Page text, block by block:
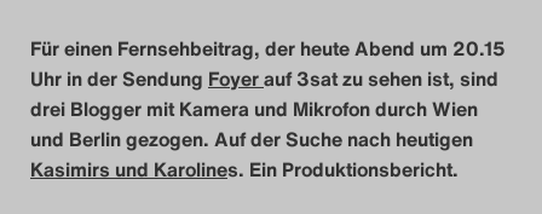
Naviagtion
Das Theatertreffen-Blog
2012
Das Theatertreffen-Blog
2013
Für einen Fernsehbeitrag, der heute Abend um 20.15
Uhr in der Sendung Foyerauf 3sat zu sehen ist, sind
drei Blogger mit Kamera und Mikrofon durch Wien
und Berlin gezogen. Auf der Suche nach heutigen
Kasimirs und Karolines. Ein Produktionsbericht.